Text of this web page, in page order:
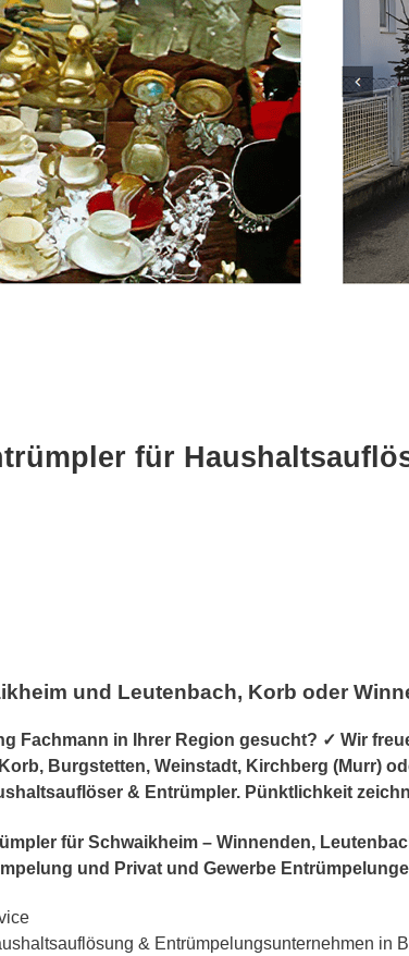
für
und Leutenbach, Korb oder
Fachmann in Ihrer Region gesucht? ✓ Wir
Burgstetten, Weinstadt, Kirchberg (Murr)
& Entrümpler. Pünktlichkeit
für Schwaikheim – Winnenden,
und Privat und Gewerbe
& Entrümpelungsunternehmen in